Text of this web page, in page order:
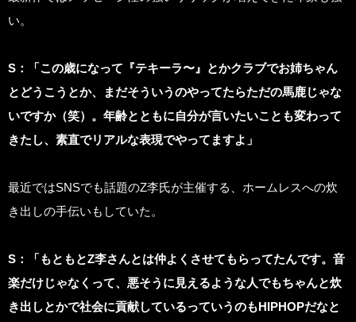
い。
S：「この歳になって『テキーラ〜』とかクラブでお姉ちゃん
とどうこうとか、まだそういうのやってたらただの馬鹿じゃな
いですか（笑）。年齢とともに自分が言いたいことも変わって
きたし、素直でリアルな表現でやってますよ」
最近ではSNSでも話題のZ李氏が主催する、ホームレスへの炊
き出しの手伝いもしていた。
S：「もともとZ李さんとは仲よくさせてもらってたんです。音
楽だけじゃなくって、悪そうに見えるような人でもちゃんと炊
き出しとかで社会に貢献しているっていうのもHIPHOPだなと